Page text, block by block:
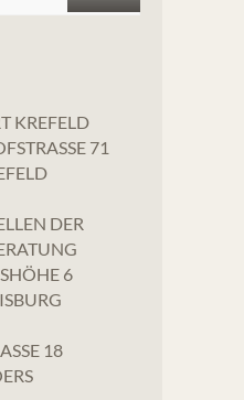
KREFELD
71
DER
6
18